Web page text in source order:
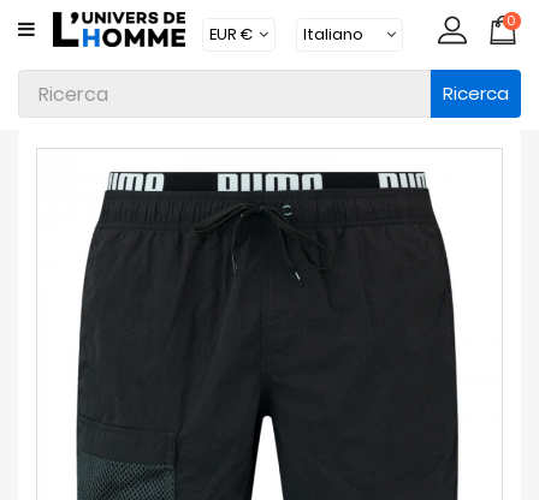
CATEGORIA
Intimo
Abbigliamento
Beachwear
Loungewear
Accessori
0
Ricerca